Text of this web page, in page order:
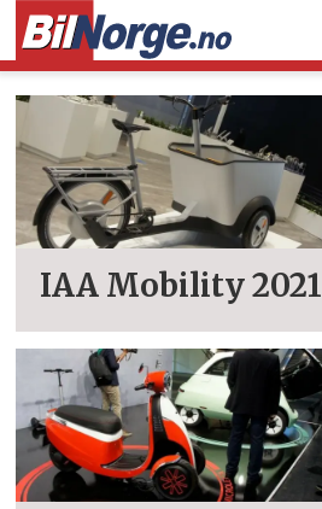
Tag:
iaa
münchen
2021
IAA Mobility 2021